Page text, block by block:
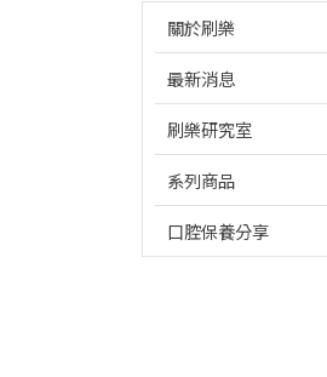
關於刷樂
最新消息
刷樂研究室
系列商品
口腔保養分享